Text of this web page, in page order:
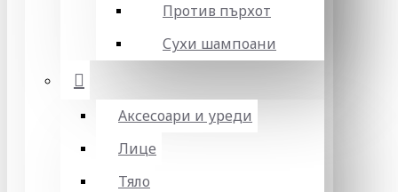
Против пърхот
Сухи шампоани
Аксесоари и уреди
Лице
Тяло